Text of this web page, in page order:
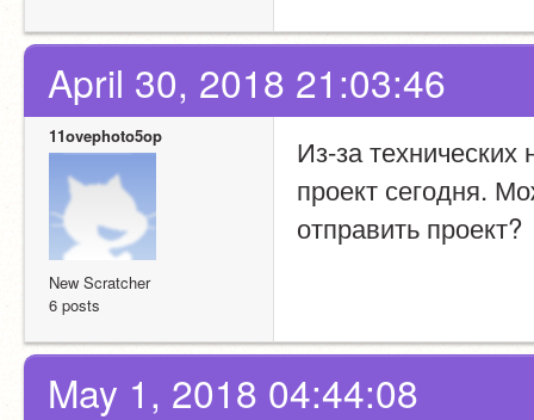
April 30, 2018 21:03:46
11ovephoto5op
New Scratcher
6 posts
Из-за технических
проект сегодня.
отправить проект?
May 1, 2018 04:44:08